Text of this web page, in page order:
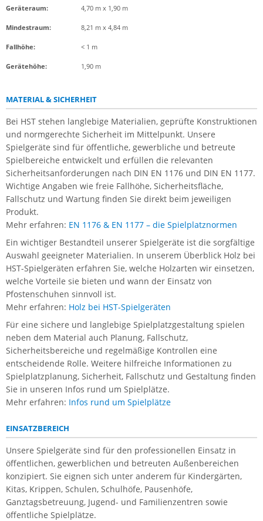
Geräteraum: 4,70 m x 1,90 m
Mindestraum: 8,21 m x 4,84 m
Fallhöhe: < 1 m
Gerätehöhe: 1,90 m
MATERIAL & SICHERHEIT
Bei HST stehen langlebige Materialien, geprüfte Konstruktionen
und normgerechte Sicherheit im Mittelpunkt. Unsere
Spielgeräte sind für öffentliche, gewerbliche und betreute
Spielbereiche entwickelt und erfüllen die relevanten
Sicherheitsanforderungen nach DIN EN 1176 und DIN EN 1177.
Wichtige Angaben wie freie Fallhöhe, Sicherheitsfläche,
Fallschutz und Wartung finden Sie direkt beim jeweiligen
Produkt.
Mehr erfahren: EN 1176 & EN 1177 – die Spielplatznormen
Ein wichtiger Bestandteil unserer Spielgeräte ist die sorgfältige
Auswahl geeigneter Materialien. In unserem Überblick Holz bei
HST-Spielgeräten erfahren Sie, welche Holzarten wir einsetzen,
welche Vorteile sie bieten und wann der Einsatz von
Pfostenschuhen sinnvoll ist.
Mehr erfahren: Holz bei HST-Spielgeräten
Für eine sichere und langlebige Spielplatzgestaltung spielen
neben dem Material auch Planung, Fallschutz,
Sicherheitsbereiche und regelmäßige Kontrollen eine
entscheidende Rolle. Weitere hilfreiche Informationen zu
Spielplatzplanung, Sicherheit, Fallschutz und Gestaltung finden
Sie in unseren Infos rund um Spielplätze.
Mehr erfahren: Infos rund um Spielplätze
EINSATZBEREICH
Unsere Spielgeräte sind für den professionellen Einsatz in
öffentlichen, gewerblichen und betreuten Außenbereichen
konzipiert. Sie eignen sich unter anderem für Kindergärten,
Kitas, Krippen, Schulen, Schulhöfe, Pausenhöfe,
Ganztagsbetreuung, Jugend- und Familienzentren sowie
öffentliche Spielplätze.